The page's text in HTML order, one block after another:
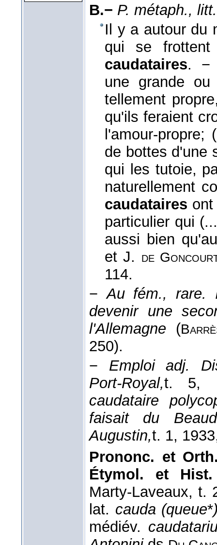
B.− P. métaph., litt.
Il y a autour du
qui se
caudataires. −
une grande
tellement
qu'ils feraient
l'amour-
de bottes d'une
qui les tutoie,
naturellement
caudataires
particulier qui
aussi bien
et J. de
114.
−Au fém., rare.
devenir une
l'Allemagne (
250).
− Emploi adj.
Port-Royal,t. 5,
caudataire
faisait du
Augustin,t. 1, 1933
Prononc. et
Étymol. et Hist.
Marty-Laveaux,
lat. cauda (queue*
médiév.